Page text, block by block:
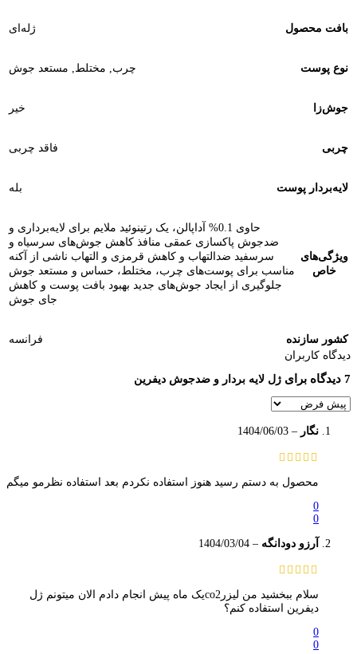
بافت محصول ژله‌ای
نوع پوست چرب مختلط مستعد جوش
جوش‌زا خیر
چربی فاقد چربی
لایه‌بردار پوست بله
ویژگی‌های
خاص
حاوی 0.1% آداپالن، یک رتینوئید ملایم برای لایه‌برداری و
ضدجوش پاکسازی عمقی منافذ کاهش جوش‌های سرسیاه و
سرسفید ضدالتهاب و کاهش قرمزی و التهاب ناشی از آکنه
مناسب برای پوست‌های چرب، مختلط، حساس و مستعد جوش
جلوگیری از ایجاد جوش‌های جدید بهبود بافت پوست و کاهش
جای جوش
کشور سازنده
فرانسه
دیدگاه کاربران
7 دیدگاه برای ژل لایه بردار و ضدجوش دیفرین
نگار –
1404/06/03
محصول به دستم رسید هنوز استفاده نکردم بعد استفاده نظرمو میگم
0
0
آرزو دودانگه –
1404/03/04
سلام ببخشید من لیزرco2یک ماه پیش انجام دادم الان میتونم ژل
دیفرین استفاده کنم؟
0
0